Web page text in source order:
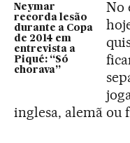
Neymar
recorda lesão
durante a Copa
de 2014 em
entrevista a
Piqué: “Só
chorava”
No
inglesa, alemã ou